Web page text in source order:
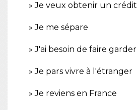
Je veux obtenir un crédit
Je me sépare
J'ai besoin de faire
Je pars vivre à l'étranger
Je reviens en France